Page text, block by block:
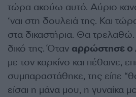
τώρα ακούω αυτό. Αύριο
‘ναι στη δουλειά της. Και
στα δικαστήρια. Θα τρελαθώ.
δικό της. Όταν αρρώστησε ο
με τον καρκίνο και πέθαινε,
συμπαραστάθηκε, της είπε
είσαι η μάνα μου, η γυναίκα